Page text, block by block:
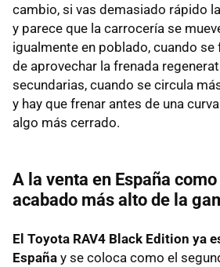
cambio, si vas demasiado rápido
y parece que la carrocería se
igualmente en poblado, cuando se
de aprovechar la frenada
secundarias, cuando se circula
y hay que frenar antes de una
algo más cerrado.
A la venta en España
acabado más alto de la
El Toyota RAV4 Black Edition ya
España y se coloca como el